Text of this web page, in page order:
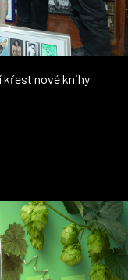
křest nové knihy